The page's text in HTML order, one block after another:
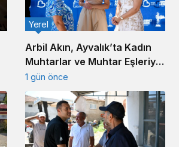
Arbil Akın, Ayvalık’ta Kadın
Muhtarlar ve Muhtar Eşleriyle
Buluştu
Yerel
1 gün önce